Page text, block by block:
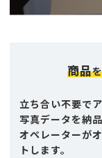
商品を
立ち合い不要で
写真データを納
オペレーターが
トします。